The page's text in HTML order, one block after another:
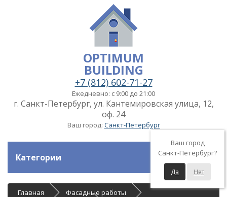
OPTIMUM
BUILDING
+7 (812) 602-71-27
Ежедневно: с 9:00 до 21:00
г. Санкт-Петербург, ул. Кантемировская улица, 12,
оф. 24
Ваш город: Санкт-Петербург
Ваш город
Санкт-Петербург?
Да Нет
Категории
Главная
Фасадные работы